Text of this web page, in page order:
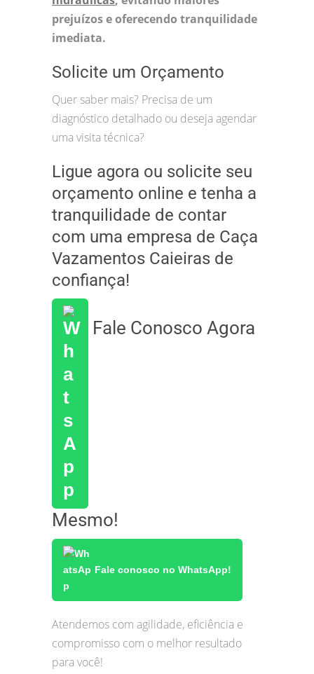
prejuízos e oferecendo tranquilidade
imediata.
Solicite um Orçamento
Quer saber mais? Precisa de um
diagnóstico detalhado ou deseja agendar
uma visita técnica?
Ligue agora ou solicite seu
orçamento online e tenha a
tranquilidade de contar
com uma empresa de Caça
Vazamentos Caieiras de
confiança!
Fale Conosco Agora
Mesmo!
Fale conosco no WhatsApp!
Atendemos com agilidade, eficiência e
compromisso com o melhor resultado
para você!